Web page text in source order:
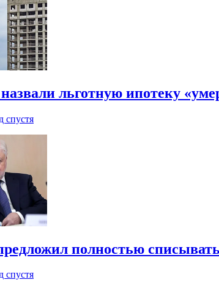
льготную ипотеку
спустя
полностью
спустя